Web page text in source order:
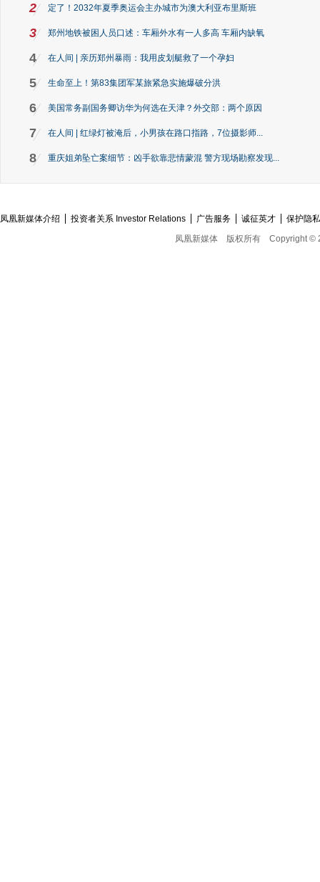
2 定了！2032年夏季奥运会主办城市为澳大利亚布里斯班
3 郑州地铁被困人员口述：车厢外水有一人多高 车厢内缺氧
4 在人间 | 亲历郑州暴雨：我用皮划艇救了一个孕妇
5 生命至上！第83集团军某旅紧急实施爆破分洪
6 美国常务副国务卿访华为何选在天津？外交部：两个原因
7 在人间 | 红绿灯被淹后，小男孩在路口指路，7位摄影师...
8 重庆姐弟坠亡案细节：凶手欲靠悲情蒙混 警方现场勘察发现...
凤凰新媒体介绍 投资者关系 Investor Relations 广告服务 诚征英才
保护隐
凤凰新媒体
版权所有 Copyright ©